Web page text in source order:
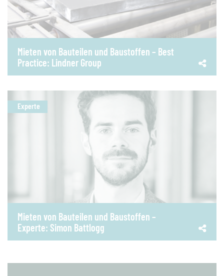
Mieten von Bauteilen und Baustoffen – Best
Practice: Lindner Group
Experte
Mieten von Bauteilen und Baustoffen –
Experte: Simon Battlogg